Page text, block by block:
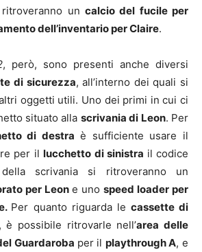
un calcio del fucile per
dell’inventario per Claire.
, però, sono presenti anche diversi
di sicurezza, all’interno dei quali si
oggetti utili. Uno dei primi in cui ci
situato alla scrivania di Leon. Per
di destra è sufficiente usare il
per illucchetto di sinistra il codice
scrivania si ritroveranno un
per Leon e uno speed loader per
Per quanto riguarda le cassette di
è possibile ritrovarle nell’area delle
Guardaroba per il playthrough A, e